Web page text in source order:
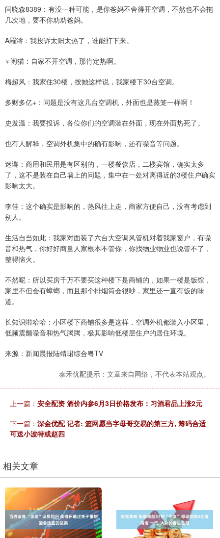
闫晓森8389：有没一种可能，是你爸妈不舍得开空调，不然也不会拖
几次地，要不你劝劝爸妈。
A羅濤：我投诉太阳太热了，谁能打下来。
♀闲猫：自家不开空调，那肯定热啊。
梅超风：我家住30楼，按她这样说，我家楼下30台空调。
多财多亿+：问题是没有这几台空调机，外面也是蒸笼一样啊！
史发温：我要投诉，各位你们的空调装在外面，现在外面热死了。
也有人解释，空调外机集中的确有影响，还有噪音等问题。
迷谍：商用和民用是有区别的，一楼餐饮店，二楼宾馆，确实太多
了，这不是装在自己墙上的问题，集中在一处对离得近的3楼住户确实
影响太大。
李佳：这个确实是影响的，热风往上走，商家方便自己，没有考虑到
别人。
生活自当如此：我家对面装了六台大空调风管机对着我家窗户，有噪
音和热气，你好好商量人家根本不管你，你找物业物业也说管不了，
整得恼火。
不然呢：所以买房千万不要买这种楼下是商铺的，如果一楼是饭馆，
家里不但会有蟑螂，而且那个排烟筒会很吵，家里还一直有饭的味
道。
长知识啦哈哈：小区楼下商铺很多是这样，空调外机都装入小区里，
低频震颤噪音和热气腾腾，极其影响低楼层住户的居住环境。
来源：新闻晨报陆靖珺综合粤TV
泰禾优配提示：文章来自网络，不代表本站观点。
上一篇： 安全配资 酒价内参6月3日价格发布：习酒君品上涨2元
下一篇： 深金优配 记者: 篮网愿当字母哥交易的第三方, 筹码合适
可送小波特或赵四
相关文章